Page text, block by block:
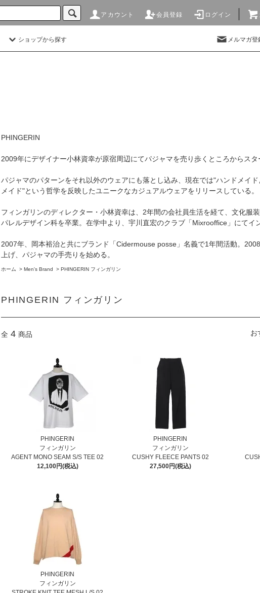
アカウント 会員登録 ログイン
ショップから探す メルマガ登
PHINGERIN
2009年にデザイナー小林資幸が原宿周辺にてパジャマを売り歩くところからスタ
パジャマのパターンをそれ以外のウェアにも落とし込み、現在では"ハンドメイ
メイド"という哲学を反映したユニークなカジュアルウェアをリリースしている。
フィンガリンのディレクター・小林資幸は、2年間の会社員生活を経て、文化服
パレルデザイン科を卒業。在学中より、宇川直宏のクラブ「Mixrooffice」にてイ
2007年、岡本裕治と共にブランド「Cidermouse posse」名義で1年間活動。
上げ、パジャマの手売りを始める。
ホーム > Men's Brand > PHINGERIN フィンガリン
PHINGERIN フィンガリン
全 4 商品 お
PHINGERIN
フィンガリン
AGENT MONO SEAM S/S TEE 02
12,100円(税込)
PHINGERIN
フィンガリン
CUSHY FLEECE PANTS 02
27,500円(税込)
PHINGERIN
フィンガリン